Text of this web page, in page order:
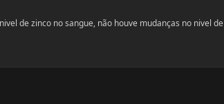
de zinco no sangue, não houve mudanças no nivel de